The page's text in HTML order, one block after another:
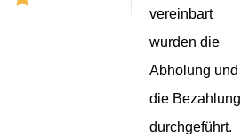
vereinbart
wurden die
Abholung und
die Bezahlung
durchgeführt.